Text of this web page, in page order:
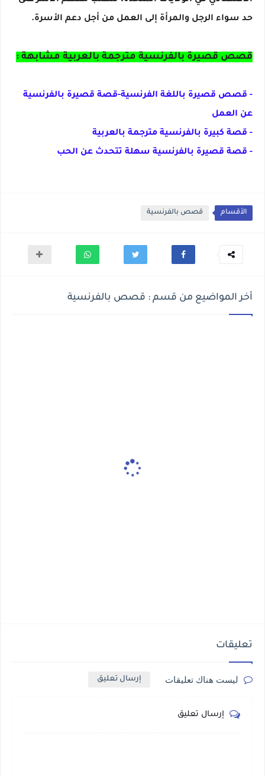
حد سواء الرجل والمرأة إلى العمل من أجل دعم الأسرة.
قصص قصيرة بالفرنسية مترجمة بالعربية مشابهة :
- قصص قصيرة باللغة الفرنسية-قصة قصيرة بالفرنسية
عن العمل
- قصة كبيرة بالفرنسية مترجمة بالعربية
- قصة قصيرة بالفرنسية سهلة تتحدث عن الحب
الأقسام قصص بالفرنسية
أخر المواضيع من قسم : قصص بالفرنسية
تعليقات
ليست هناك تعليقات إرسال تعليق
إرسال تعليق